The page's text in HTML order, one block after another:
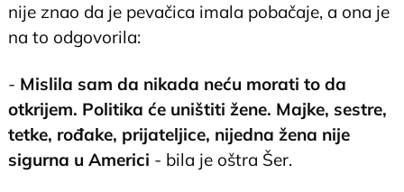
nije znao da je pevačica imala pobačaje, a ona je
na to odgovorila:
- Mislila sam da nikada neću morati to da
otkrijem. Politika će uništiti žene. Majke, sestre,
tetke, rođake, prijateljice, nijedna žena nije
sigurna u Americi - bila je oštra Šer.